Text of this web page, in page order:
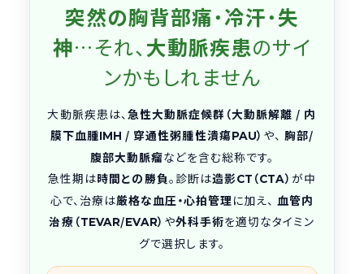
突然の胸背部痛・冷汗・失
神…それ、大動脈疾患のサイ
ンかもしれません
大動脈疾患は、急性大動脈症候群（大動脈解離 / 内
膜下血腫IMH / 穿通性粥腫性潰瘍PAU） や、胸部/
腹部大動脈瘤などを含む総称です。
急性期は時間との勝負。診断は造影CT （CTA） が中
心で、治療は厳格な血圧・心拍管理に加え、血管内
治療（TEVAR/EVAR） や外科手術を適切なタイミン
グで選択します。